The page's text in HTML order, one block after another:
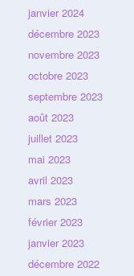
janvier 2024
décembre 2023
novembre 2023
octobre 2023
septembre 2023
août 2023
juillet 2023
mai 2023
avril 2023
mars 2023
février 2023
janvier 2023
décembre 2022